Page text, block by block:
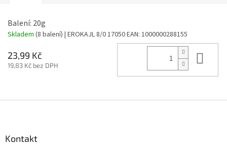
Balení: 20g
Skladem (8 balení) | EROKAJL 8/0 17050EAN: 1000000288155
23,99 Kč
19,83 Kč bez DPH
Kontakt